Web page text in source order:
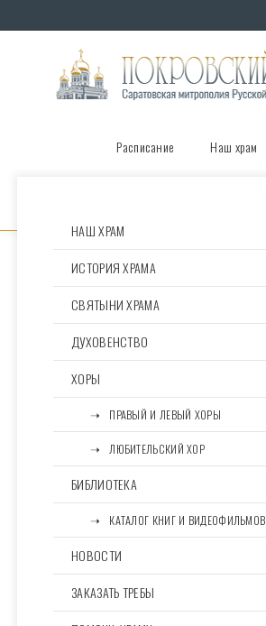
Расписание Наш храм
НАШ ХРАМ
ИСТОРИЯ ХРАМА
СВЯТЫНИ ХРАМА
ДУХОВЕНСТВО
ХОРЫ
⠀⠀➝⠀ПРАВЫЙ И ЛЕВЫЙ ХОРЫ
⠀⠀➝⠀ЛЮБИТЕЛЬСКИЙ ХОР
БИБЛИОТЕКА
⠀⠀➝⠀КАТАЛОГ КНИГ И ВИДЕОФИЛЬМОВ
НОВОСТИ
ЗАКАЗАТЬ ТРЕБЫ